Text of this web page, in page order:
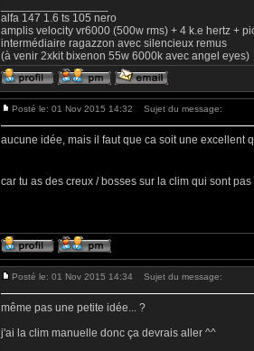
alfa 147 1.6 ts 105 nero
amplis velocity vr6000 (500w rms) + 4 k.e hertz +
intermédiaire ragazzon avec silencieux remus
(à venir 2xkit bixenon 55w 6000k avec angel eyes)
Posté le: 01 Nov 2015 14:32 Sujet du message:
aucune idée, mais il faut que ca soit une excellent
car tu as des creux / bosses sur la clim qui sont
Posté le: 01 Nov 2015 14:34 Sujet du message:
même pas une petite idée... ?
j'ai la clim manuelle donc ça devrais aller ^^